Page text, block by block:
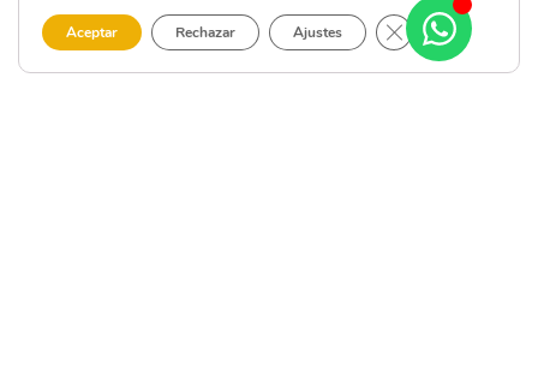
Aceptar Rechazar Ajustes Close GDPR